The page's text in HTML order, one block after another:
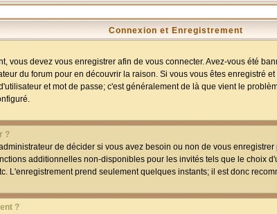
Connexion et Enregistrement
vous devez vous enregistrer afin de vous connecter. Avez-vous été
du forum pour en découvrir la raison. Si vous vous êtes enregistré
et mot de passe; c'est généralement de là que vient le
?
de décider si vous avez besoin ou non de vous
additionnelles non-disponibles pour les invités tels que le choix
L'enregistrement prend seulement quelques instants; il est donc
?